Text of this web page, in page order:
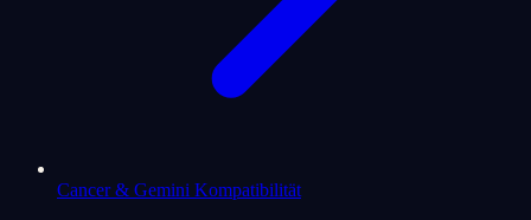
Cancer & Gemini Kompatibilität